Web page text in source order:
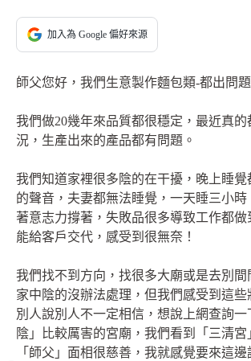
加入為 Google 偏好來源
師父您好，我們生意製作麵包類-都出問題
我們做20幾年來品質都很穩定，最近真的
況，生產出來的產品都有問題。
我們知道家裡很多陰的在干擾，晚上睡覺
的聲音，夫妻都無法睡覺，一天睡三小時
著意志力撐著，失敗品很多導致工作都做
能給客戶交代，感受到很無奈！
我們找不到方向，找很多大廟或是去別間
家中陰的沒辦法處理，但我們感受到這些
別人說別人不一定相信，想說上網查詢一
陰」比較厲害的宮廟，我們看到「三清宮
「師父」面相很慈善，我就感覺要來這